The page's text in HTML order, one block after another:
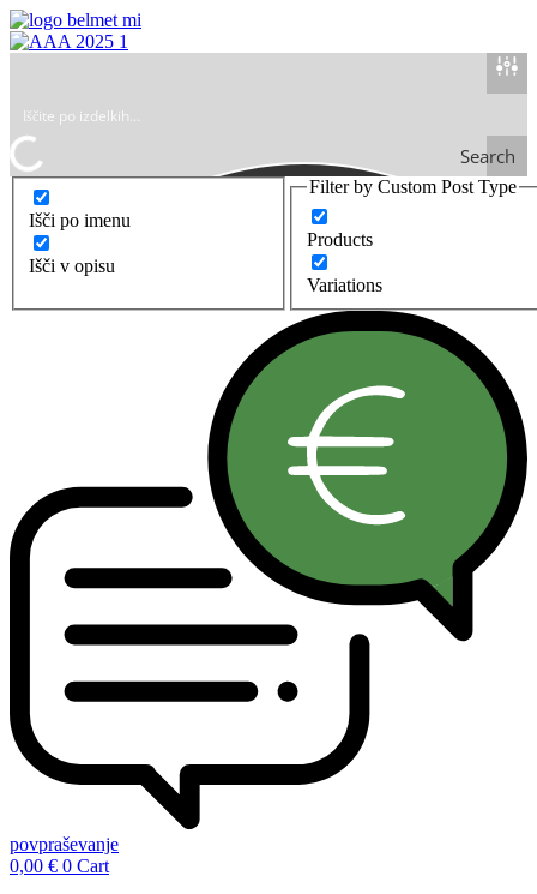
Search
Išči po imenu
Išči v opisu
Filter by Custom Post Type
Products
Variations
povpraševanje
0,00 € 0 Cart